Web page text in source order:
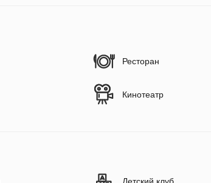
Ресторан
Кинотеатр
Детский клуб